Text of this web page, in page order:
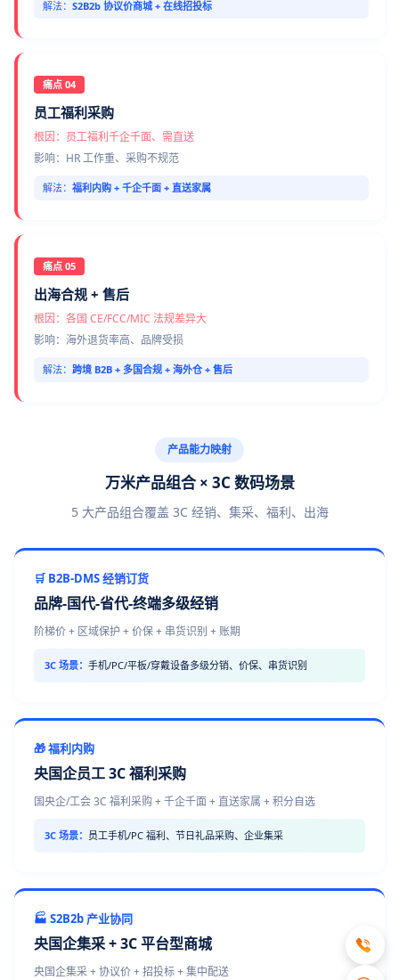
解法： S2B2b 协议价商城 + 在线招投标
痛点 04
员工福利采购
根因：员工福利千企千面、需直送
影响：HR 工作重、采购不规范
解法： 福利内购 + 千企千面 + 直送家属
痛点 05
出海合规 + 售后
根因：各国 CE/FCC/MIC 法规差异大
影响：海外退货率高、品牌受损
解法： 跨境 B2B + 多国合规 + 海外仓 + 售后
产品能力映射
万米产品组合 × 3C 数码场景
5 大产品组合覆盖 3C 经销、集采、福利、出海
🛒 B2B-DMS 经销订货
品牌-国代-省代-终端多级经销
阶梯价 + 区域保护 + 价保 + 串货识别 + 账期
3C 场景： 手机/PC/平板/穿戴设备多级分销、价保、串货识别
🎁 福利内购
央国企员工 3C 福利采购
国央企/工会 3C 福利采购 + 千企千面 + 直送家属 + 积分自选
3C 场景： 员工手机/PC 福利、节日礼品采购、企业集采
🏭 S2B2b 产业协同
央国企集采 + 3C 平台型商城
央国企集采 + 协议价 + 招投标 + 集中配送